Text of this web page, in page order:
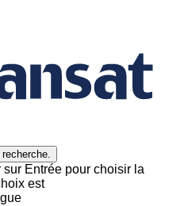
Entrée pour choisir la
est